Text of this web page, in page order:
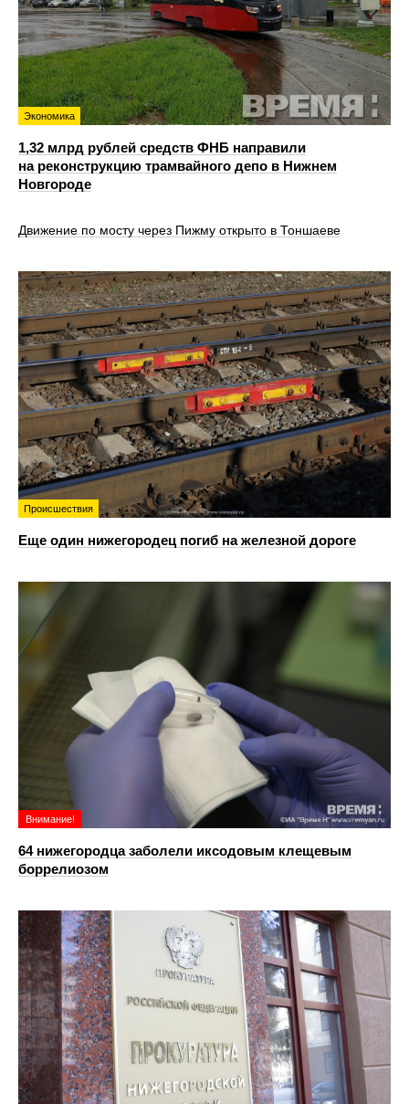
Экономика
1,32 млрд рублей средств ФНБ направили
на реконструкцию трамвайного депо в Нижнем
Новгороде
Движение по мосту через Пижму открыто в Тоншаеве
Происшествия
Еще один нижегородец погиб на железной дороге
Внимание!
64 нижегородца заболели иксодовым клещевым
боррелиозом